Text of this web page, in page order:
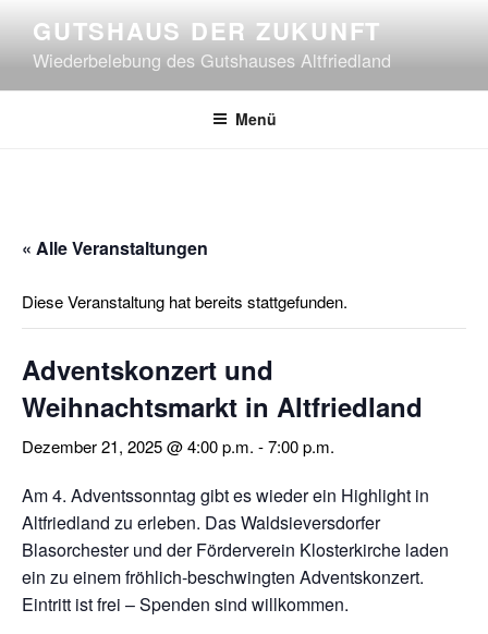
Inhalt
springen
GUTSHAUS DER ZUKUNFT
Wiederbelebung des Gutshauses Altfriedland
Menü
« Alle Veranstaltungen
Diese Veranstaltung hat bereits stattgefunden.
Adventskonzert und
Weihnachtsmarkt in Altfriedland
Dezember 21, 2025 @ 4:00 p.m. -7:00 p.m.
Am 4. Adventssonntag gibt es wieder ein Highlight in
Altfriedland zu erleben. Das Waldsieversdorfer
Blasorchester und der Förderverein Klosterkirche laden
ein zu einem fröhlich-beschwingten Adventskonzert.
Eintritt ist frei – Spenden sind willkommen.